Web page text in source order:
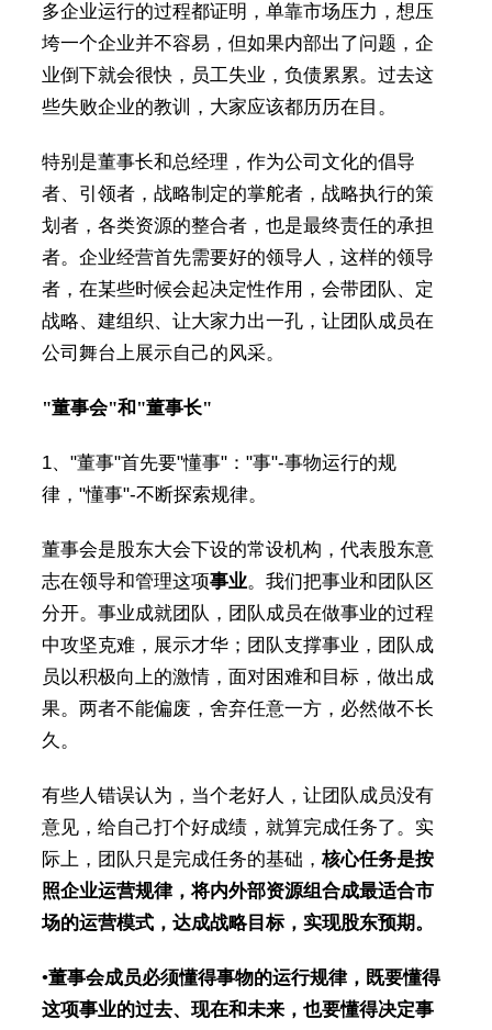
多企业运行的过程都证明，单靠市场压力，想压
垮一个企业并不容易，但如果内部出了问题，企
业倒下就会很快，员工失业，负债累累。过去这
些失败企业的教训，大家应该都历历在目。
特别是董事长和总经理，作为公司文化的倡导
者、引领者，战略制定的掌舵者，战略执行的策
划者，各类资源的整合者，也是最终责任的承担
者。企业经营首先需要好的领导人，这样的领导
者，在某些时候会起决定性作用，会带团队、定
战略、建组织、让大家力出一孔，让团队成员在
公司舞台上展示自己的风采。
"董事会"和"董事长"
1、"董事"首先要"懂事"："事"-事物运行的规
律，"懂事"-不断探索规律。
董事会是股东大会下设的常设机构，代表股东意
志在领导和管理这项事业。我们把事业和团队区
分开。事业成就团队，团队成员在做事业的过程
中攻坚克难，展示才华；团队支撑事业，团队成
员以积极向上的激情，面对困难和目标，做出成
果。两者不能偏废，舍弃任意一方，必然做不长
久。
有些人错误认为，当个老好人，让团队成员没有
意见，给自己打个好成绩，就算完成任务了。实
际上，团队只是完成任务的基础， 核心任务是按
照企业运营规律，将内外部资源组合成最适合市
场的运营模式，达成战略目标，实现股东预期。
•董事会成员必须懂得事物的运行规律，既要懂得
这项事业的过去、现在和未来，也要懂得决定事